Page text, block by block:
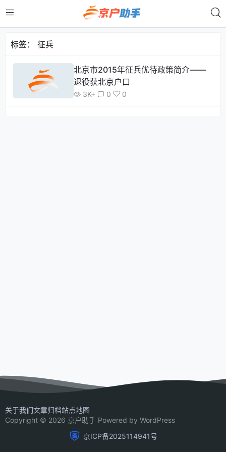
标签： 征兵
北京市2015年征兵优待政策简介——
退役获北京户口
3K+ 0 0
关于我们文章归档站点地图
Copyright © 2026 京户助手 Powered by WordPress
京ICP备2025114941号